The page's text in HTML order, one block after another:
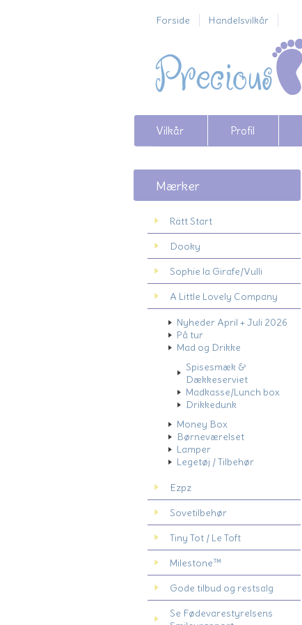
Forside Handelsvilkår
Vilkår Profil
Mærker
Rätt Start
Dooky
Sophie la Girafe/Vulli
A Little Lovely Company
Nyheder April + Juli 2026
På tur
Mad og Drikke
Spisesmæk &
Dækkeserviet
Madkasse/Lunch box
Drikkedunk
Money Box
Børneværelset
Lamper
Legetøj / Tilbehør
Ezpz
Sovetilbehør
Tiny Tot / Le Toft
Milestone™
Gode tilbud og restsalg
Se Fødevarestyrelsens